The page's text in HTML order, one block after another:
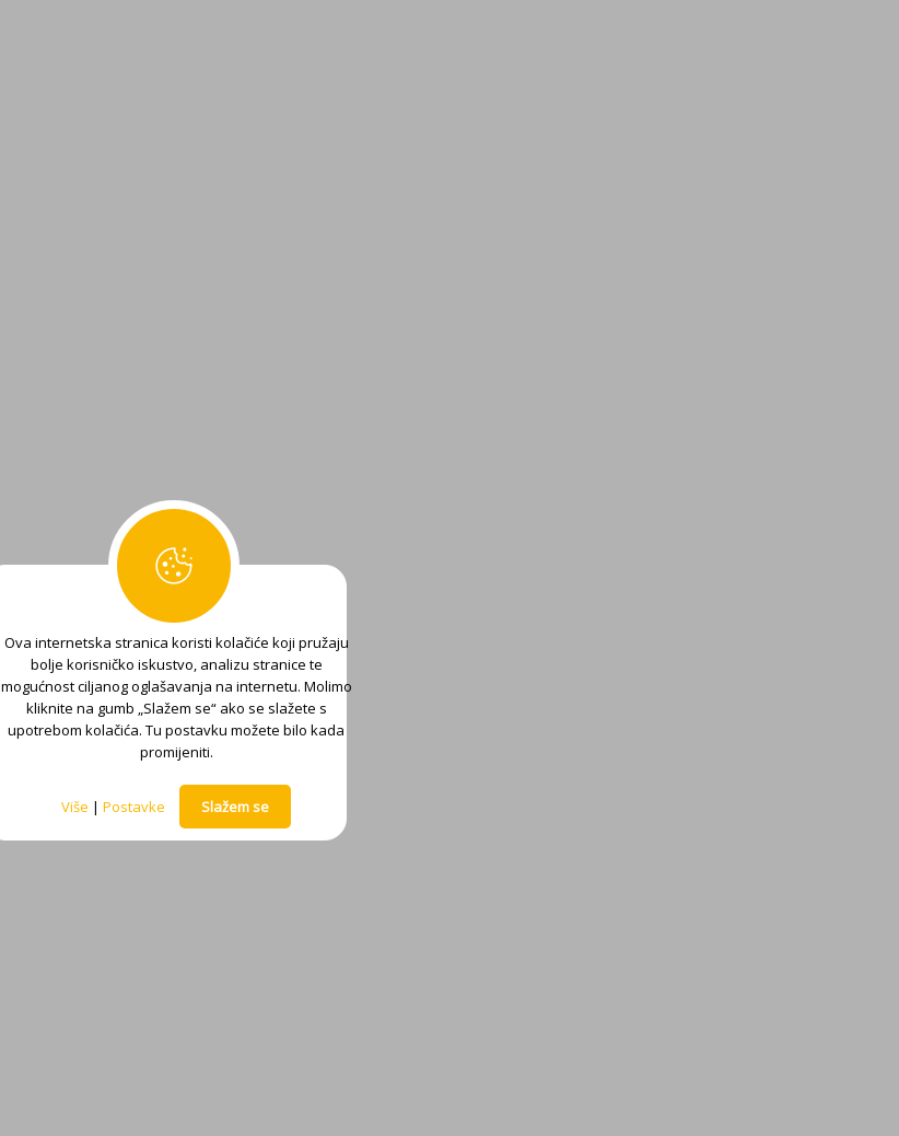
Ova internetska stranica koristi kolačiće koji pružaju
bolje korisničko iskustvo, analizu stranice te
mogućnost ciljanog oglašavanja na internetu. Molimo
kliknite na gumb „Slažem se“ ako se slažete s
upotrebom kolačića. Tu postavku možete bilo kada
promijeniti.
Više | Postavke Slažem se